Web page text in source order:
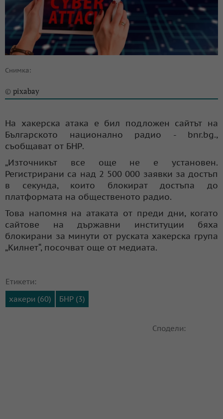
Снимка:
© pixabay
На хакерска атака е бил подложен сайтът на
Българското национално радио - bnr.bg.,
съобщават от БНР.
„Източникът все още не е установен.
Регистрирани са над 2 500 000 заявки за достъп
в секунда, които блокират достъпа до
платформата на общественото радио.
Това напомня на атаката от преди дни, когато
сайтове на държавни институции бяха
блокирани за минути от руската хакерска група
„Килнет“, посочват още от медиата.
Етикети:
хакери (60)
БНР (3)
Сподели: